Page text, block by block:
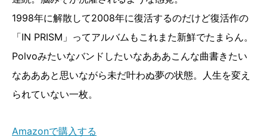
1998年に解散して2008年に復活するのだけど復活作の
「IN PRISM」ってアルバムもこれまた新鮮でたまらん。
Polvoみたいなバンドしたいなあああこんな曲書きたい
なあああと思いながら未だ叶わぬ夢の状態。人生を変え
られていない一枚。
Amazonで購入する